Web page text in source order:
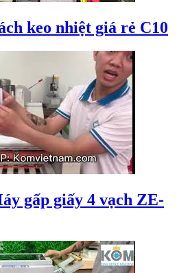
keo nhiệt giá rẻ C10
gấp giấy 4 vạch ZE-